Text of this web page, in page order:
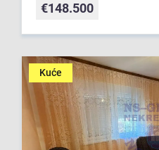
€148.500
Kuće